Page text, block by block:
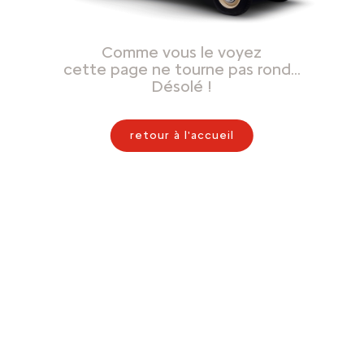
Comme vous le voyez
cette page ne tourne pas rond…
Désolé !
retour à l'accueil